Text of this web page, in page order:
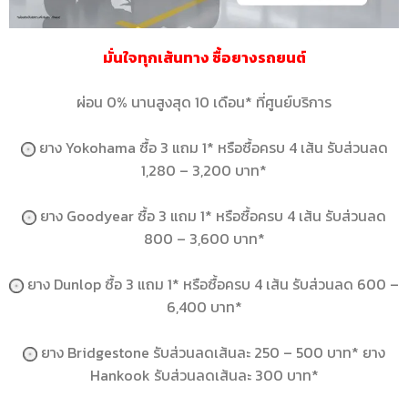
มั่นใจทุกเส้นทาง ซื้อยางรถยนต์
ผ่อน 0% นานสูงสุด 10 เดือน* ที่ศูนย์บริการ
ยาง Yokohama ซื้อ 3 แถม 1* หรือซื้อครบ 4 เส้น รับส่วนลด
1,280 – 3,200 บาท*
ยาง Goodyear ซื้อ 3 แถม 1* หรือซื้อครบ 4 เส้น รับส่วนลด
800 – 3,600 บาท*
ยาง Dunlop ซื้อ 3 แถม 1* หรือซื้อครบ 4 เส้น รับส่วนลด 600 –
6,400 บาท*
ยาง Bridgestone รับส่วนลดเส้นละ 250 – 500 บาท* ยาง
Hankook รับส่วนลดเส้นละ 300 บาท*